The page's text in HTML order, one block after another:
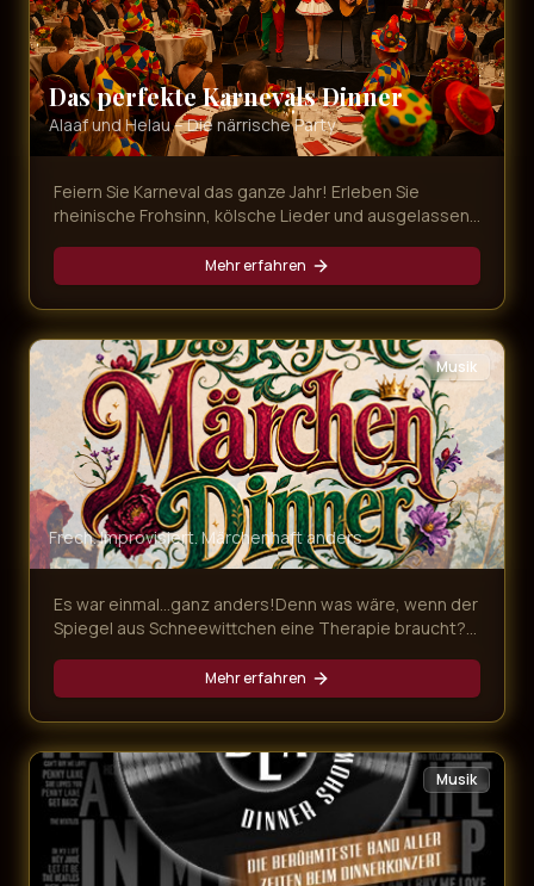
Das perfekte Karnevals Dinner
Alaaf und Helau – Die närrische Party
Feiern Sie Karneval das ganze Jahr! Erleben Sie
rheinische Frohsinn, kölsche Lieder und ausgelassene
mit leckerem Menü.Mehr erfahren
Musik
Frech. Improvisiert. Märchenhaft anders
Es war einmal…ganz anders!Denn was wäre, wenn der
Spiegel aus Schneewittchen eine Therapie braucht?
geraten drei berühmte Grimms-Geschichten gewaltig
ins Wanken. Dr. Rumpelstilzchen behandelt
sprechende Spiegel, das „tapfere“ Schneiderlein ist
ein Hasenfuß und die Gäste schlüpfen in zahllose,
märchenhafte Rollen. Das Ensemble sorgt mit Witz,
Improvisation und Mitmach-Charme für ein Erdbeben
des Zwerchfells – und ein Erlebnis jenseits von „es
war einmal…“!
Mehr erfahren
Musik